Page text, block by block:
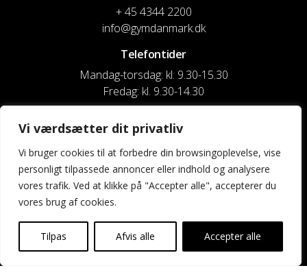
Vi værdsætter dit privatliv
Vi bruger cookies til at forbedre din browsingoplevelse, vise
personligt tilpassede annoncer eller indhold og analysere
vores trafik. Ved at klikke på "Accepter alle", accepterer du
vores brug af cookies.
Tilpas Afvis alle Accepter alle
+ 45 4344 2200
info@gymdanmark.dk
Telefontider
Mandag-torsdag: kl. 9.30-15.30
Fredag: kl. 9.30-14.30
CVR nr. 20916818
Reg. & Kontonr.: 4180 3119119022
Privatlivspolitik og cookies
Kontakt os
Kalender